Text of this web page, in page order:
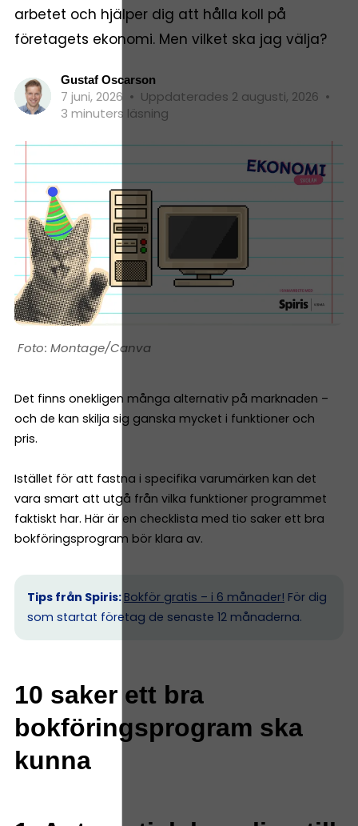
arbetet och hjälper dig att hålla koll på
företagets ekonomi. Men vilket ska jag välja?
Gustaf Oscarson
7 juni, 2026 • Uppdaterades 2 augusti, 2026 •
3 minuters läsning
Montage/Canva
Det finns onekligen många alternativ på marknaden –
och de kan skilja sig ganska mycket i funktioner och
pris.
Istället för att fastna i specifika varumärken kan det
vara smart att utgå från vilka funktioner programmet
faktiskt har. Här är en checklista med tio saker ett bra
bokföringsprogram bör klara av.
Tips från Spiris: Bokför gratis – i 6 månader! För dig
som startat företag de senaste 12 månaderna.
10 saker ett bra
bokföringsprogram ska
kunna